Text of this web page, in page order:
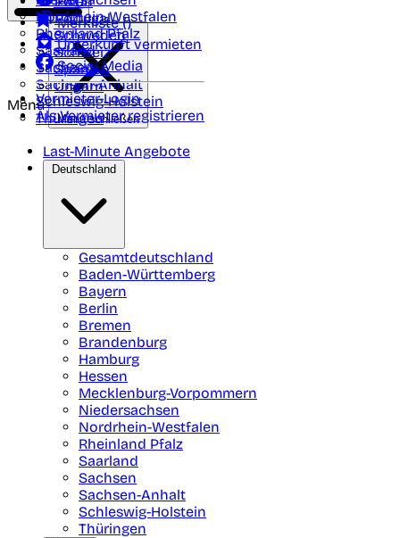
Nordrhein-Westfalen
Rheinland Pfalz
Saarland
Sachsen
Sachsen-Anhalt
Schleswig-Holstein
Thüringen
Portugal
Schweden
Schweiz
Spanien
Ungarn
Merkliste ()
Unterkunft vermieten
Social Media
Vermieter-Login
Als Vermieter registrieren
Menü
Menü schließen
Last-Minute Angebote
Deutschland
Gesamtdeutschland
Baden-Württemberg
Bayern
Berlin
Bremen
Brandenburg
Hamburg
Hessen
Mecklenburg-Vorpommern
Niedersachsen
Nordrhein-Westfalen
Rheinland Pfalz
Saarland
Sachsen
Sachsen-Anhalt
Schleswig-Holstein
Thüringen